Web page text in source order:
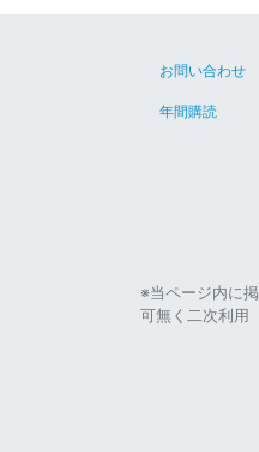
お問い合わせ
年間購読
※当ページ内に
可無く二次利用